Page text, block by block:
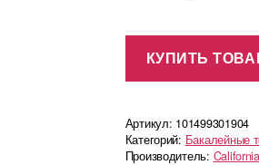
КУПИТЬ
Артикул: 101499301904
Категорий: Бакалейные
Производитель: